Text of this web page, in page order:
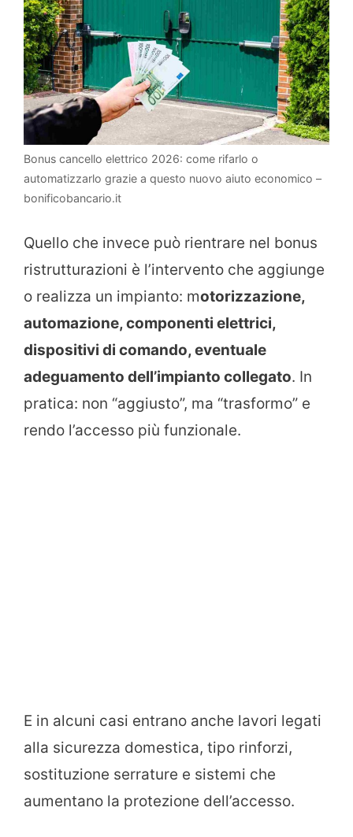
Bonus cancello elettrico 2026: come rifarlo o
automatizzarlo grazie a questo nuovo aiuto economico –
bonificobancario.it
Quello che invece può rientrare nel bonus
ristrutturazioni è l’intervento che aggiunge
o realizza un impianto: motorizzazione,
automazione, componenti elettrici,
dispositivi di comando, eventuale
adeguamento dell’impianto collegato. In
pratica: non “aggiusto”, ma “trasformo” e
rendo l’accesso più funzionale.
E in alcuni casi entrano anche lavori legati
alla sicurezza domestica, tipo rinforzi,
sostituzione serrature e sistemi che
aumentano la protezione dell’accesso.